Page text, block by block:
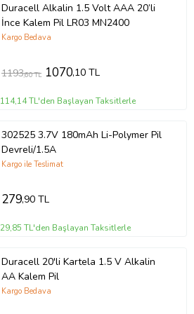
Duracell Alkalin 1.5 Volt AAA 20’li
İnce Kalem Pil LR03 MN2400
Kargo Bedava
1193,60 TL 1070,10 TL
114,14 TL'den Başlayan Taksitlerle
302525 3.7V 180mAh Li-Polymer Pil
Devreli/1.5A
Kargo ile Teslimat
279,90 TL
29,85 TL'den Başlayan Taksitlerle
Duracell 20'li Kartela 1.5 V Alkalin
AA Kalem Pil
Kargo Bedava